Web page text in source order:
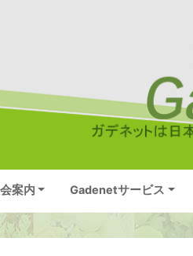
案内 Gadenetサービス